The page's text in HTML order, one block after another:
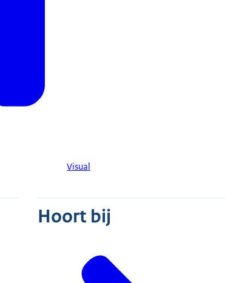
Visual
Hoort bij